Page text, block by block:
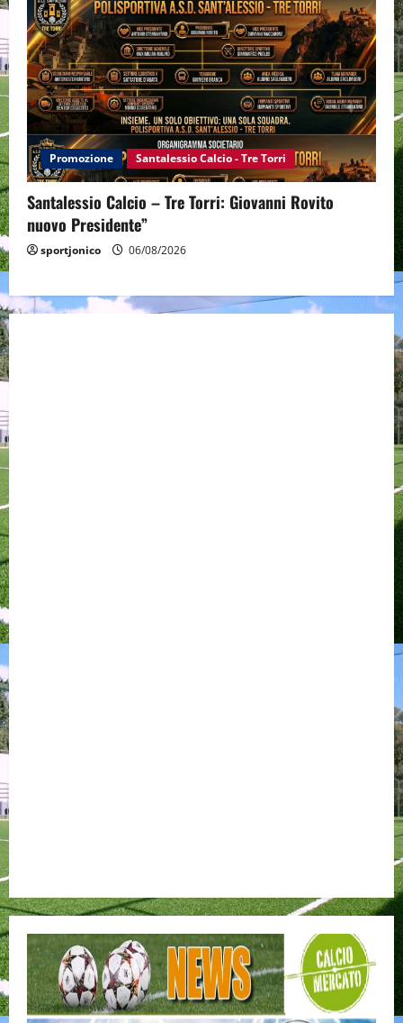
Promozione Santalessio Calcio - Tre Torri
Santalessio Calcio – Tre Torri: Giovanni Rovito
nuovo Presidente”
sportjonico 06/08/2026